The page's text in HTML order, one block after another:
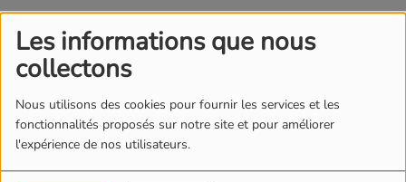
Les informations que nous
collectons
Nous utilisons des cookies pour fournir les services et les
fonctionnalités proposés sur notre site et pour améliorer
l'expérience de nos utilisateurs.
18 NOVEMBRE 2020